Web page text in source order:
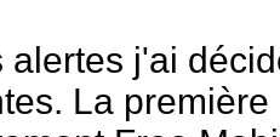
alertes j'ai
La